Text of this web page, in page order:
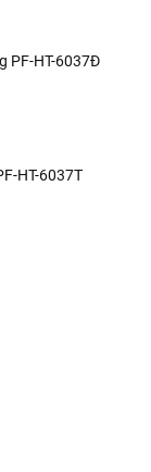
PF-HT-6037Đ
HT-6037T